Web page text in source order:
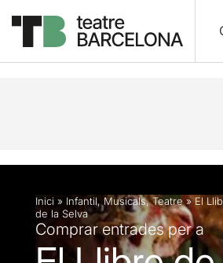
Descripció Fitxa artística
Inici » Infantil, Musicals,Teatre »El
de la Selva
Comprar entrades per a